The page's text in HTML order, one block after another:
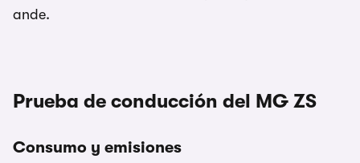
ande.
Prueba de conducción del MG ZS
Consumo y emisiones